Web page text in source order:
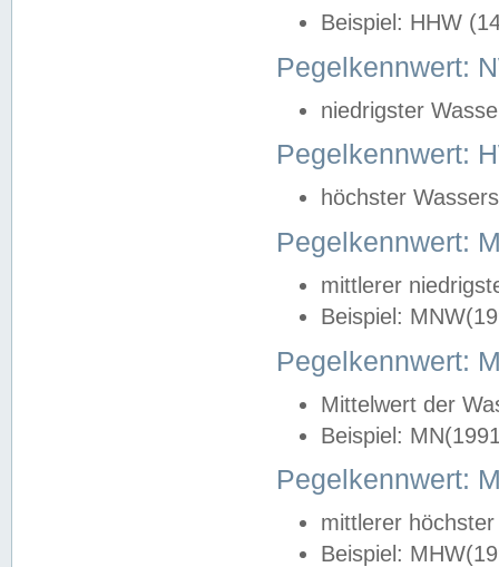
Beispiel: HHW
Pegelkennwert:
niedrigster
Pegelkennwert:
höchster
Pegelkennwert:
mittlerer
Beispiel:
Pegelkennwert:
Mittelwert der
Beispiel:
Pegelkennwert:
mittlerer
Beispiel: